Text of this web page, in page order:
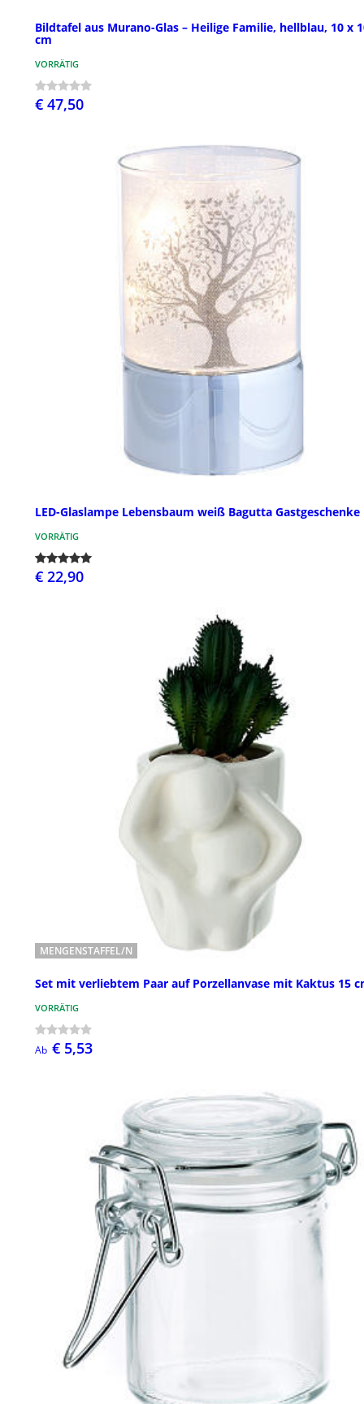
Bildtafel aus Murano-Glas – Heilige Familie, hellblau, 10 x
cm
VORRÄTIG
€ 47,50
LED-Glaslampe Lebensbaum weiß Bagutta Gastgeschenke
VORRÄTIG
€ 22,90
MENGENSTAFFEL/N
Set mit verliebtem Paar auf Porzellanvase mit Kaktus 15
VORRÄTIG
Ab € 5,53